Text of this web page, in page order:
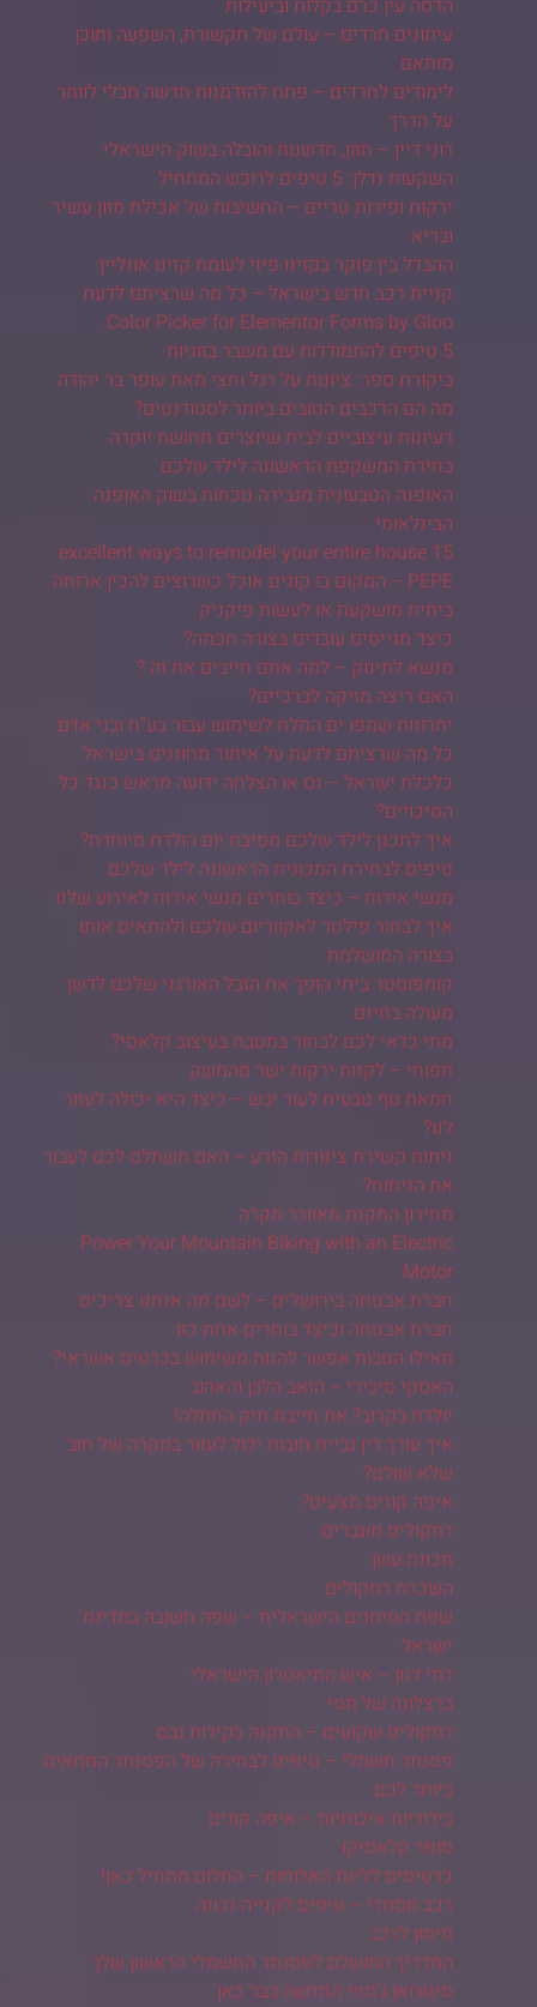
הדסה עין כרם בקלות וביעילות
עיתונים חרדים – עולם של תקשורת, השפעה ותוכן
מותאם
לימודים לחרדים – פתח להזדמנות חדשה מבלי לוותר
על הדרך
רוני דיין – חזון, חדשנות והובלה בשוק הישראלי
השקעות נדלן: 5 טיפים לרוכש המתחיל
ירקות ופירות טריים – החשיבות של אכילת מזון עשיר
ובריא
ההבדל בין פוקר בקזינו פיזי לעומת קזינו אונליין
קניית רכב חדש בישראל – כל מה שרציתם לדעת
Color Picker for Elementor Forms by Gloo.
5 טיפים להתמודדות עם משבר בזוגיות
ביקורת ספר: ציונות על רגל וחצי מאת עופר בר יהודה
מה הם הרכבים הטובים ביותר לסטודנטים?
רעיונות עיצוביים לבית שיוצרים תחושת יוקרה
בחירת המשקפת הראשונה לילד שלכם
האופנה הטבעונית מגבירה נוכחות בשוק האופנה
הבינלאומי
15 excellent ways to remodel your entire house
PEPE – המקום בו קונים אוכל כשרוצים להכין ארוחה
ביתית מושקעת או לעשות פיקניק
כיצד מגייסים עובדים בצורה חכמה?
מנשא לתינוק – למה אתם חייבים את זה ?
האם ריצה מזיקה לברכיים?
יתרונות שמפו ים המלח לשימוש עבור בע"ח ובני אדם
כל מה שרציתם לדעת על איתור מחוננים בישראל
כלכלת ישראל – נס או הצלחה ידועה מראש כנגד כל
הסיכויים?
איך לתכנן לילד שלכם מסיבת יום הולדת מיוחדת?
טיפים לבחירת המכונית הראשונה לילד שלכם
מגשי אירוח – כיצד בוחרים מגשי אירוח לאירוע שלנו
איך לבחור פילטר לאקווריום שלכם ולהתאים אותו
בצורה המושלמת
קומפוסטר ביתי הופך את הזבל האורגני שלכם לדשן
מעולה בחינם
מתי כדאי לכם לבחור במטבח בעיצוב קלאסי?
תפוחי – לקנות ירקות ישר מהמשק
חמאת גוף טבעית לעור יבש – כיצד היא יכולה לעזור
לנו?
ניתוח קשירת צינורות הזרע – האם משתלם לכם לעבור
את הניתוח?
מחירון התקנת מאוורר תקרה
Power Your Mountain Biking with an Electric
Motor
חברת אבטחה בירושלים – לשם מה אנחנו צריכים
חברת אבטחה וכיצד בוחרים אחת כזו
מאילו הטבות אפשר להנות משימוש בכרטיס אשראי?
האסקי סיבירי – הזאב הלבן והאהוב
יולדת בקרוב? את חייבת תיק החתלה!
איך עורך דין גביית חובות יכול לעזור במקרה של חוב
שלא שולם?
איפה קונים מצעים?
רמקולים מוגברים
מכונת עשן
השכרת רמקולים
שפת הסימנים הישראלית – שפה חשובה במדינת
ישראל
רמי דנון – איש התיאטרון הישראלי
ברצלונה של מסי
רמקולים שקועים – התקנה בקירות גבס
פסנתר חשמלי – טיפים לבחירה של הפסנתר המתאים
ביותר לכם
בידוריות איכותיות – איפה קונים
סופר קלאסיקו
כרטיסים לליגת האלופות – החלום מתחיל כאן!
רכב מסחרי – טיפים לקנייה נכונה
מימון לרכב
המדריך המושלם לפסנתר החשמלי הראשון שלך
סיטרואן ג'מפי החדשה כבר כאן